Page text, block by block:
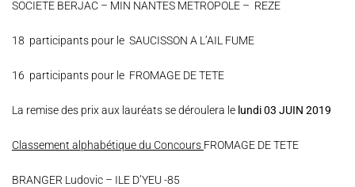
SOCIETE BERJAC – MIN NANTES METROPOLE – REZE
18 participants pour le SAUCISSON A L’AIL FUME
16 participants pour le FROMAGE DE TETE
La remise des prix aux lauréats se déroulera le lundi 03 JUIN 2019
Classement alphabétique du Concours FROMAGE DE TETE
BRANGER Ludovic – ILE D’YEU -85